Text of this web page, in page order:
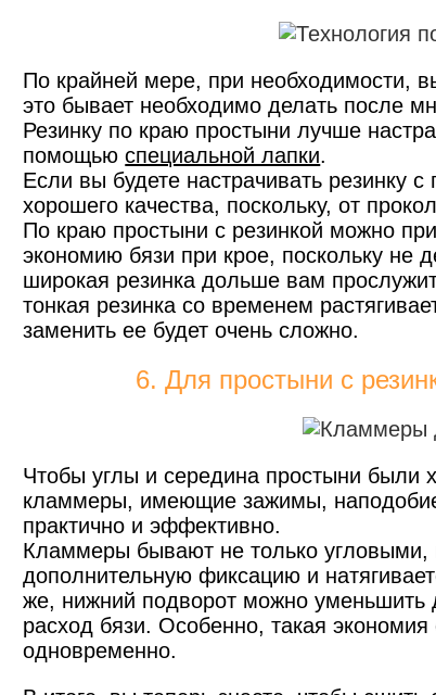
По крайней мере, при необходимости,
это бывает необходимо делать после
Резинку по краю простыни лучше
помощьюспециальной лапки.
Если вы будете настрачивать резинку с
хорошего качества, поскольку, от
По краю простыни с резинкой можно
экономию бязи при крое, поскольку не
широкая резинка дольше вам
тонкая резинка со временем
заменить ее будет очень сложно.
6. Для простыни с
Чтобы углы и середина простыни были
кламмеры, имеющие зажимы,
практично и эффективно.
Кламмеры бывают не только
дополнительную фиксацию и
же, нижний подворот можно уменьшить
расход бязи. Особенно, такая
одновременно.